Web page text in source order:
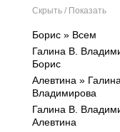
Скрыть / Показать
Борис » Всем
Галина В.
Борис
Алевтина »
Владимирова
Галина В.
Алевтина